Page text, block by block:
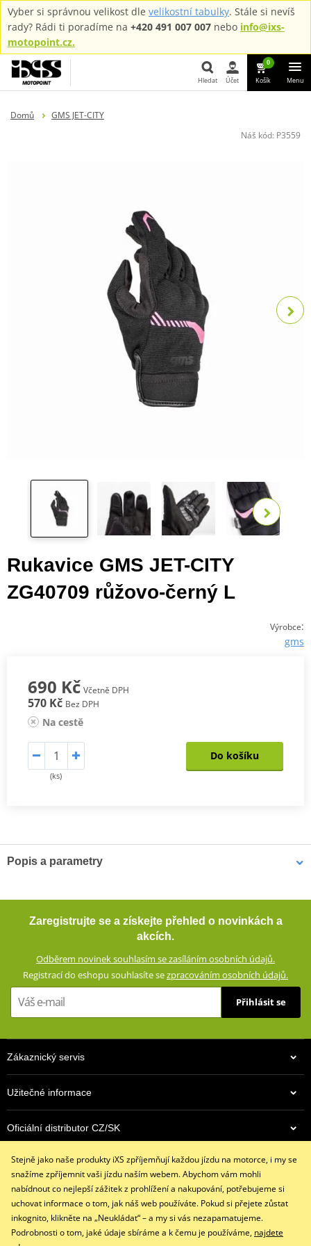
Vyber si správnou velikost dle velikostní tabulky. Stále si nevíš
rady? Rádi ti poradíme na +420 491 007 007 nebo info@ixs-
motopoint.cz.
Hledat Účet
0
Košík Menu
Domů
GMS JET-CITY
Náš kód: P3559
Rukavice GMS JET-CITY
ZG40709 růžovo-černý L
Výrobce:
gms
690 Kč Včetně DPH
570 Kč Bez DPH
Na cestě
(ks)
Do košíku
Popis a parametry
Krátké textilní rukavice se strečového materiálu se skvěle
přizpůsobí pohybům ruky, takže neomezují jezdce. Jsou prodyšné.
Textilní rukavice ze směsového materiálu (60% polyuretan, 40%
polyester)
Všitý skořepinový chránič kloubů ruky
Zdvojený materiál na dlani
Všité pěnové chrániče
size chart GMS
GMS SIZES
Zaregistrujte se a získejte přehled o novinkách a
akcích.
Odběrem novinek souhlasím se zasíláním osobních údajů.
Registrací do eshopu souhlasíte sezpracováním osobních údajů.
Přihlásit se
Zákaznický servis
Užitečné informace
Oficiální distributor CZ/SK
Kontaktujte nás
info@ixs-motopoint.cz
Po - Pá (8:00 - 16:30)
Stejně jako naše produkty iXS zpříjemňují každou jízdu na motorce, i my se
snažíme zpříjemnit vaši jízdu naším webem. Abychom vám mohli
nabídnout co nejlepší zážitek z prohlížení a nakupování, potřebujeme si
uchovat informace o tom, jak náš web používáte. Pokud si přejete zůstat
inkognito, klikněte na „Neukládat“ – a my si vás nezapamatujeme.
Podrobnosti o tom, jaké údaje sbíráme a k čemu je používáme, najdete